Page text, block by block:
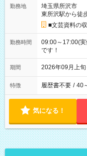
勤務地
埼玉県所沢市
東所沢駅から徒
■文芸資料の
勤務時間
09:00～17:00(
です！
期間 2026年09月上
特徴 履歴書不要 / 40
気になる！